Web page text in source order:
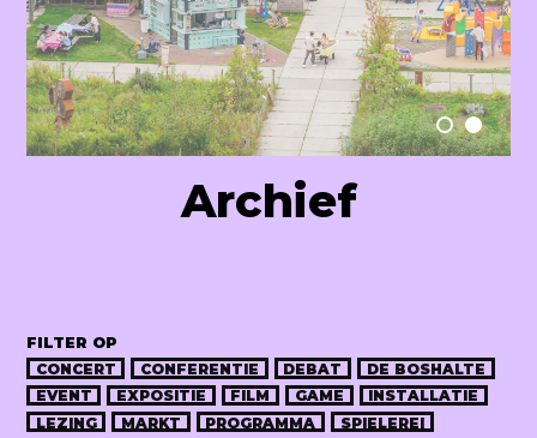
Raum Lab
Archief
FILTER OP
CONCERT
CONFERENTIE DEBAT
DE BOSHALTE
EVENT
EXPOSITIE FILM GAME
INSTALLATIE
LEZING
MARKT PROGRAMMA
SPIELEREI